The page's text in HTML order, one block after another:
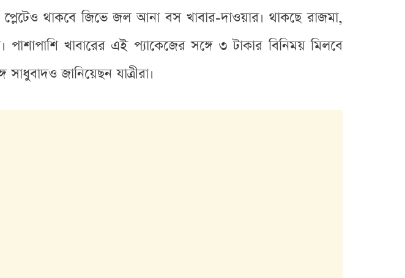
থাকবে জিভে জল আনা বস খাবার-দাওয়ার। থাকছে রাজমা,
খাবারের এই প্যাকেজের সঙ্গে ৩ টাকার বিনিময় মিলবে
জানিয়েছন যাত্রীরা।